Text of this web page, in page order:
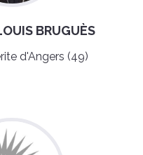
BRUGUÈS
d'Angers (49)